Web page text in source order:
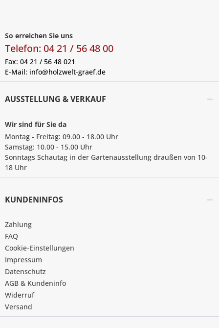
So erreichen Sie uns
Telefon: 04 21 / 56 48 00
Fax: 04 21 / 56 48 021
E-Mail: info@holzwelt-graef.de
AUSSTELLUNG & VERKAUF
Wir sind für Sie da
Montag - Freitag: 09.00 - 18.00 Uhr
Samstag: 10.00 - 15.00 Uhr
Sonntags Schautag in der Gartenausstellung draußen von 10-
18 Uhr
KUNDENINFOS
Zahlung
FAQ
Cookie-Einstellungen
Impressum
Datenschutz
AGB & Kundeninfo
Widerruf
Versand